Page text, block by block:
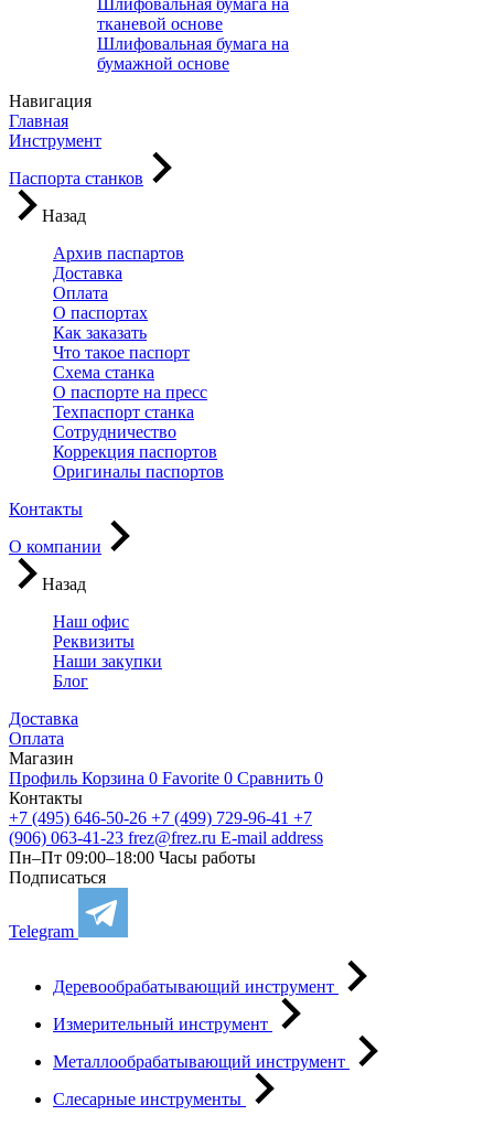
Шлифовальная бумага на
тканевой основе
Шлифовальная бумага на
бумажной основе
Навигация
Главная
Инструмент
Паспорта станков
Назад
Архив паспартов
Доставка
Оплата
О паспортах
Как заказать
Что такое паспорт
Схема станка
О паспорте на пресс
Техпаспорт станка
Сотрудничество
Коррекция паспортов
Оригиналы паспортов
Контакты
О компании
Назад
Наш офис
Реквизиты
Наши закупки
Блог
Доставка
Оплата
Магазин
Профиль Корзина 0 Favorite 0 Сравнить 0
Контакты
+7 (495) 646-50-26 +7 (499) 729-96-41 +7
(906) 063-41-23 frez@frez.ru E-mail address
Пн–Пт 09:00–18:00 Часы работы
Подписаться
Telegram
Деревообрабатывающий инструмент
Измерительный инструмент
Металлообрабатывающий инструмент
Слесарные инструменты